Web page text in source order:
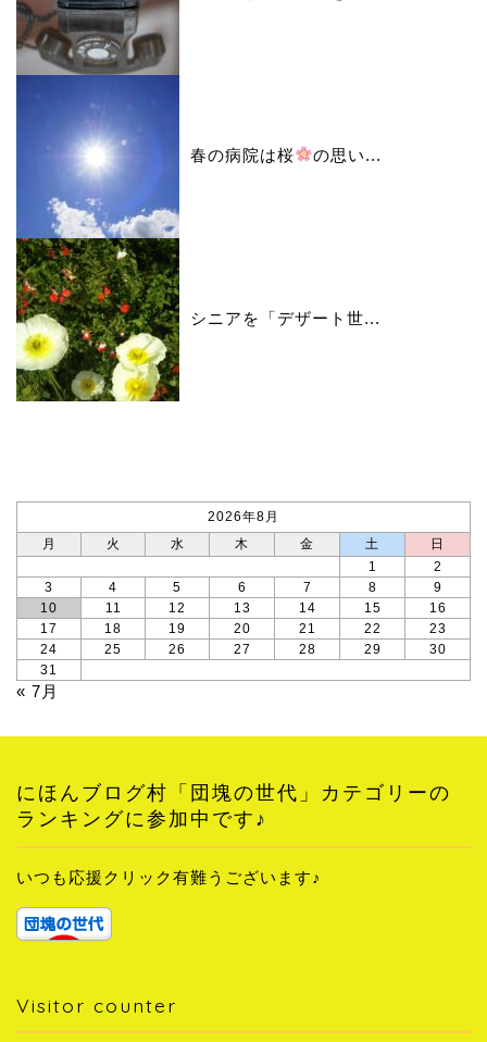
春の病院は桜 の思い...
シニアを「デザート世...
2026年8月
月
火 水 木 金 土
日
1
2
3
4 5 6 7 8
9
10
11 12 13 14 15
16
17
18 19 20 21 22
23
24
25 26 27 28 29
30
31
« 7月
にほんブログ村「団塊の世代」カテゴリーの
ランキングに参加中です♪
いつも応援クリック有難うございます♪
Visitor counter